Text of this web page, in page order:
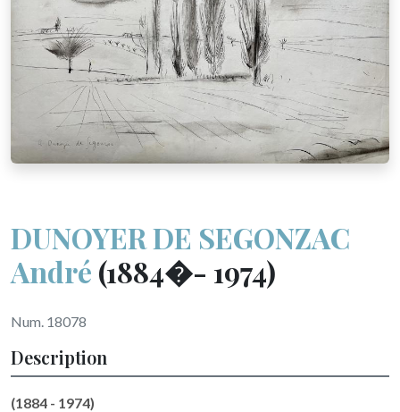
DUNOYER DE SEGONZAC
André (1884�- 1974)
Num. 18078
Description
(1884 - 1974)